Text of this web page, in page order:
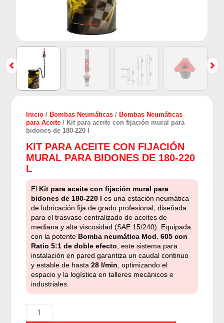
Inicio /Bombas Neumáticas /Bombas Neumáticas
para Aceite / Kit para aceite con fijación mural para
bidones de 180-220 l
KIT PARA ACEITE CON FIJACIÓN
MURAL PARA BIDONES DE 180-220
L
El Kit para aceite con fijación mural para
bidones de 180-220 l es una estación neumática
de lubricación fija de grado profesional, diseñada
para el trasvase centralizado de aceites de
mediana y alta viscosidad (SAE 15/240). Equipada
con la potente Bomba neumática Mod. 605 con
Ratio 5:1 de doble efecto , este sistema para
instalación en pared garantiza un caudal continuo
y estable de hasta28 l/min , optimizando el
espacio y la logística en talleres mecánicos e
industriales.